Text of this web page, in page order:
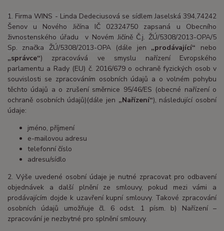
1. Firma WINS - Linda Dedeciusová se sídlem Jaselská 394,74242
Šenov u Nového Jičína IČ 02324750 zapsaná u Obecního
živnostenského úřadu v Novém Jičíně Č.j. ŽÚ/5308/2013-OPA/5
Sp. značka ŽÚ/5308/2013-OPA(dále jen „prodávající“ nebo
„správce“) zpracovává ve smyslu nařízení Evropského
parlamentu a Rady (EU) č. 2016/679 o ochraně fyzických osob v
souvislosti se zpracováním osobních údajů a o volném pohybu
těchto údajů a o zrušení směrnice 95/46/ES (obecné nařízení o
ochraně osobních údajů)(dále jen „Nařízení“), následující osobní
údaje:
jméno, příjmení
e-mailovou adresu
telefonní číslo
adresu/sídlo
2. Výše uvedené osobní údaje je nutné zpracovat pro odbavení
objednávek a další plnění ze smlouvy, pokud mezi vámi a
prodávajícím dojde k uzavření kupní smlouvy. Takové zpracování
osobních údajů umožňuje čl. 6 odst. 1 písm. b) Nařízení –
zpracování je nezbytné pro splnění smlouvy.